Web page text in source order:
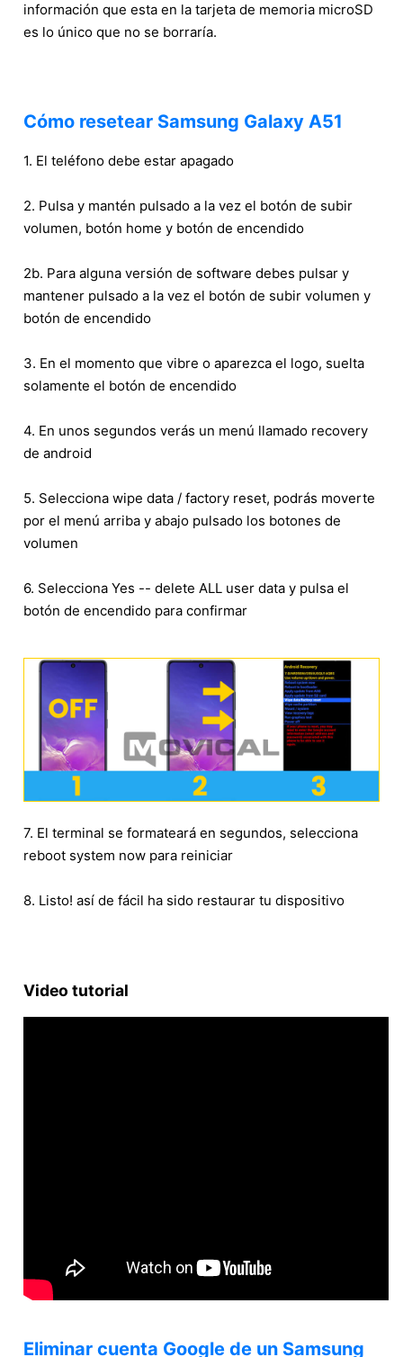
información que esta en la tarjeta de memoria microSD
es lo único que no se borraría.
Cómo resetear Samsung Galaxy A51
1. El teléfono debe estar apagado
2. Pulsa y mantén pulsado a la vez el botón de subir
volumen, botón home y botón de encendido
2b. Para alguna versión de software debes pulsar y
mantener pulsado a la vez el botón de subir volumen y
botón de encendido
3. En el momento que vibre o aparezca el logo, suelta
solamente el botón de encendido
4. En unos segundos verás un menú llamado recovery
de android
5. Selecciona wipe data / factory reset, podrás moverte
por el menú arriba y abajo pulsado los botones de
volumen
6. Selecciona Yes -- delete ALL user data y pulsa el
botón de encendido para confirmar
7. El terminal se formateará en segundos, selecciona
reboot system now para reiniciar
8. Listo! así de fácil ha sido restaurar tu dispositivo
Video tutorial
Eliminar cuenta Google de un Samsung